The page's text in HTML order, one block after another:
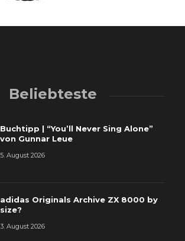
Beliebteste
Buchtipp | “You’ll Never Sing Alone”
von Gunnar Leue
5. August 2026
adidas Originals Archive ZX 8000 by
size?
3. August 2026